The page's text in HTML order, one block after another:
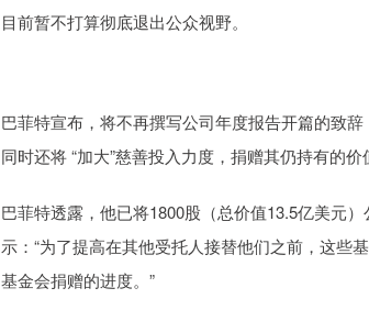
目前暂不打算彻底退出公众视野。
巴菲特宣布，将不再撰写公司年度报告开篇的致
同时还将 “加大”慈善投入力度，捐赠其仍持有的
巴菲特透露，他已将1800股（总价值13.5亿美元
示：“为了提高在其他受托人接替他们之前，这些
基金会捐赠的进度。”